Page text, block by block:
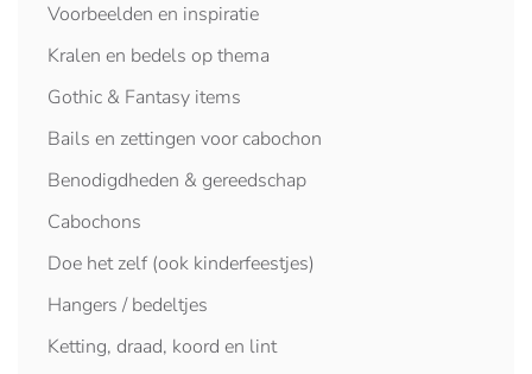
Voorbeelden en inspiratie
Kralen en bedels op thema
Gothic & Fantasy items
Bails en zettingen voor cabochon
Benodigdheden & gereedschap
Cabochons
Doe het zelf (ook kinderfeestjes)
Hangers / bedeltjes
Ketting, draad, koord en lint